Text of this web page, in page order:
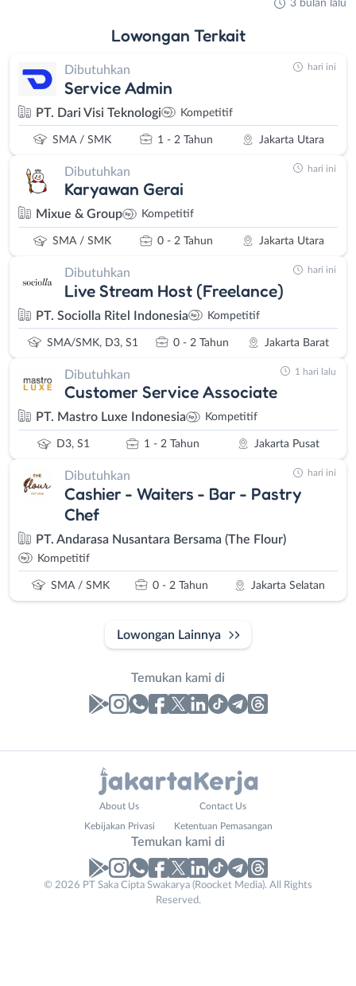
3 bulan lalu
Lowongan Terkait
Dibutuhkan
Service Admin
PT. Dari Visi Teknologi Kompetitif
SMA / SMK 1 - 2 Tahun Jakarta Utara
hari ini
Dibutuhkan
Karyawan Gerai
Mixue & Group Kompetitif
SMA / SMK 0 - 2 Tahun Jakarta Utara
hari ini
Dibutuhkan
Live Stream Host (Freelance)
PT. Sociolla Ritel Indonesia Kompetitif
SMA/SMK, D3, S1 0 - 2 Tahun Jakarta Barat
hari ini
Dibutuhkan
Customer Service Associate
PT. Mastro Luxe Indonesia Kompetitif
D3, S1 1 - 2 Tahun Jakarta Pusat
1 hari lalu
Dibutuhkan
Cashier - Waiters - Bar - Pastry
Chef
PT. Andarasa Nusantara Bersama (The Flour)
Kompetitif
SMA / SMK 0 - 2 Tahun Jakarta Selatan
hari ini
Lowongan Lainnya
Temukan kami di
No. Telp /
About Us Contact Us
Kebijakan Privasi Ketentuan Pemasangan
Temukan kami di
© 2026 PT Saka Cipta Swakarya (Roocket Media). All Rights
Reserved.